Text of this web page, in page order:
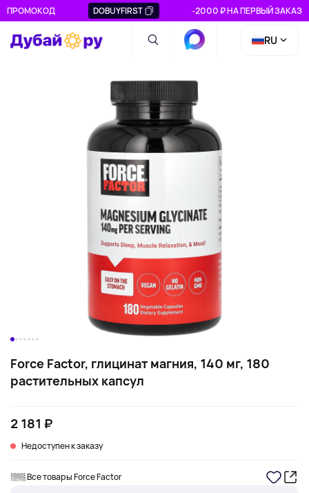
ПРОМОКОД DOBUYFIRST -2000 ₽ НА ПЕРВЫЙ ЗАКАЗ
RU
Force Factor, глицинат магния, 140 мг, 180
растительных капсул
2 181 ₽
Недоступен к заказу
Все товары Force Factor